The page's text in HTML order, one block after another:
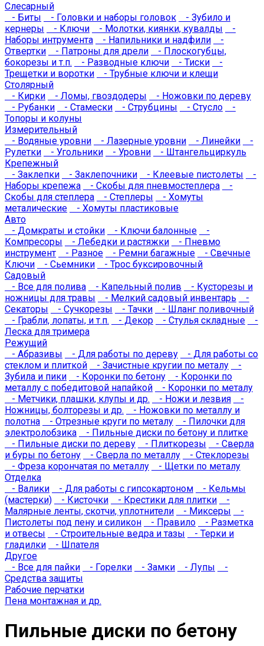
Слесарный
- Биты
- Головки и наборы головок
- Зубило и
кернеры
- Ключи - Молотки, киянки, кувалды
-
Наборы интрумента
- Напильники и надфили
-
Отвертки
- Патроны для дрели
- Плоскогубцы,
бокорезы и т.п.
- Разводные ключи - Тиски
-
Трещетки и воротки
- Трубные ключи и клещи
Столярный
- Кирки
- Ломы, гвоздодеры
- Ножовки по дереву
- Рубанки
- Стамески - Струбцины - Стусло
-
Топоры и колуны
Измерительный
- Водяные уровни
- Лазерные уровни - Линейки
-
Рулетки
- Угольники - Уровни
- Штангельциркуль
Крепежный
- Заклепки
- Заклепочники - Клеевые пистолеты
-
Наборы крепежа
- Скобы для пневмостеплера
-
Скобы для степлера
- Степлеры
- Хомуты
металические
- Хомуты пластиковые
Авто
- Домкраты и стойки
- Ключи балонные
-
Компресоры
- Лебедки и растяжки
- Пневмо
инструмент
- Разное - Ремни багажные
- Свечные
Ключи
- Сьемники
- Трос буксировочный
Садовый
- Все для полива
- Капельный полив
- Кусторезы и
ножницы для травы
- Мелкий садовый инвентарь
-
Секаторы
- Сучкорезы - Тачки
- Шланг поливочный
- Грабли, лопаты, и т.п.
- Декор - Стулья складные
-
Леска для тримера
Режущий
- Абразивы
- Для работы по дереву
- Для работы со
стеклом и плиткой
- Зачистные кругии по металу
-
Зубила и пики
- Коронки по бетону
- Коронки по
металлу с победитовой напайкой
- Коронки по металу
- Метчики, плашки, клупы и др.
- Ножи и лезвия
-
Ножницы, болторезы и др.
- Ножовки по металлу и
полотна
- Отрезные круги по металу
- Пилочки для
электролобзика
- Пильные диски по бетону и плитке
- Пильные диски по дереву
- Плиткорезы
- Сверла
и буры по бетону
- Сверла по металлу
- Стеклорезы
- Фреза корончатая по металлу
- Щетки по металу
Отделка
- Валики
- Для работы с гипсокартоном
- Кельмы
(мастерки)
- Кисточки - Крестики для плитки
-
Малярные ленты, скотчи, уплотнители
- Миксеры
-
Пистолеты под пену и силикон
- Правило
- Разметка
и отвесы
- Строительные ведра и тазы
- Терки и
гладилки
- Шпателя
Другое
- Все для пайки
- Горелки - Замки - Лупы
-
Средства защиты
Рабочие перчатки
Пена монтажная и др.
Пильные диски по бетону